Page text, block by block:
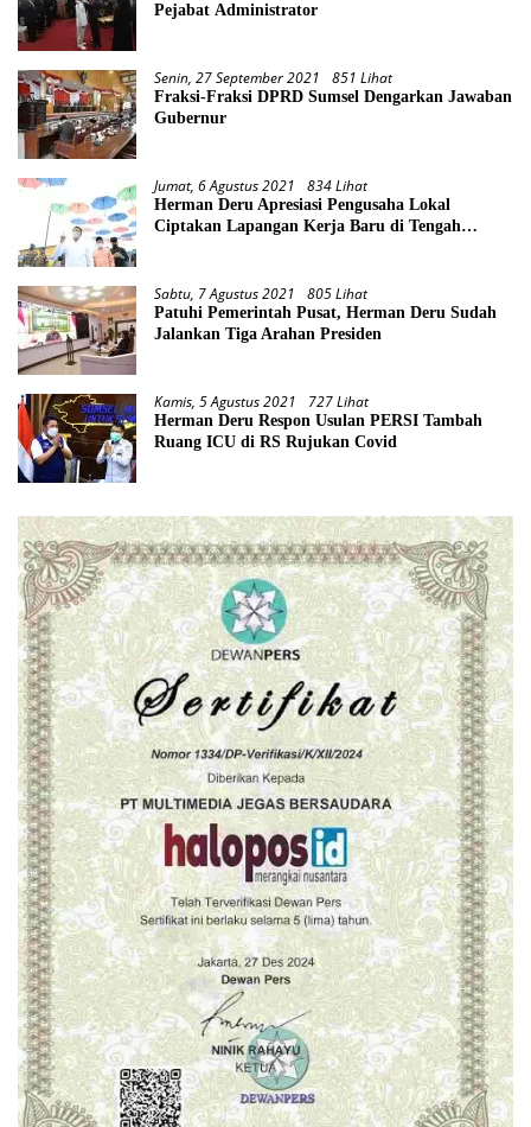
Pejabat Administrator
Senin, 27 September 2021 851 Lihat
Fraksi-Fraksi DPRD Sumsel Dengarkan Jawaban
Gubernur
Jumat, 6 Agustus 2021 834 Lihat
Herman Deru Apresiasi Pengusaha Lokal
Ciptakan Lapangan Kerja Baru di Tengah
Sabtu, 7 Agustus 2021 805 Lihat
Patuhi Pemerintah Pusat, Herman Deru Sudah
Jalankan Tiga Arahan Presiden
Kamis, 5 Agustus 2021 727 Lihat
Herman Deru Respon Usulan PERSI Tambah
Ruang ICU di RS Rujukan Covid